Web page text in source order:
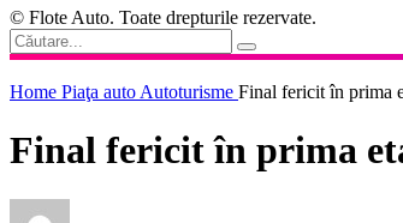
© Flote Auto. Toate drepturile rezervate.
Home Piaţa auto Autoturisme Final fericit în prima
Final fericit în prima